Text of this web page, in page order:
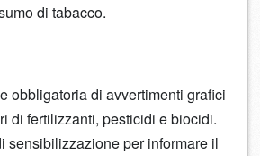
di tabacco.
obbligatoria di avvertimenti grafici
di fertilizzanti, pesticidi e biocidi.
sensibilizzazione per informare il